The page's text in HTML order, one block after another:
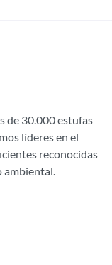
de 30.000 estufas
líderes en el
reconocidas
ambiental.